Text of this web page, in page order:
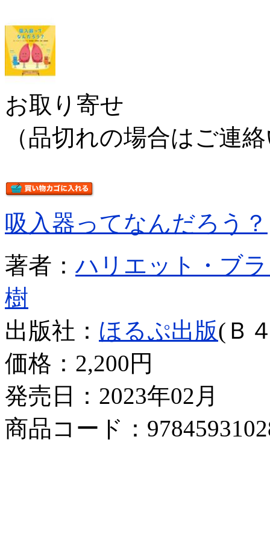
お取り寄せ
（品切れの場合はご連
吸入器ってなんだろう？
著者：ハリエット・ブ
樹
出版社： ほるぷ出版(Ｂ
価格： 2,200円
発売日：2023年02月
商品コード：